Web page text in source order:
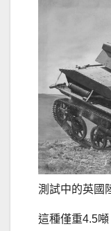
測試中的英國
這種僅重4.5